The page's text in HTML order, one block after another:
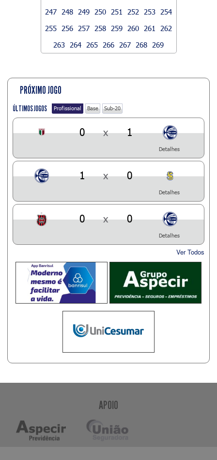
247
248 249 250 251 252 253
254
255
256 257 258 259 260 261
262
263
264 265 266 267 268 269
PRÓXIMO JOGO
ÚLTIMOS JOGOS Profissional Base Sub-20
0 x 1
Detalhes
1 x 0
Detalhes
0 x 0
Detalhes
Ver Todos
APOIO